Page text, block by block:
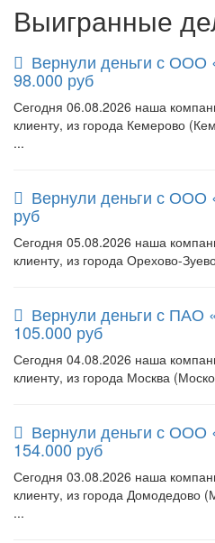
Выигранные
Вернули деньги с ООО
98.000 руб
Сегодня 06.08.2026 наша
клиенту, из города Кемерово
...
Вернули деньги с ООО
руб
Сегодня 05.08.2026 наша
клиенту, из города Орехово-
Вернули деньги с ПАО
105.000 руб
Сегодня 04.08.2026 наша
клиенту, из города Москва
Вернули деньги с
154.000 руб
Сегодня 03.08.2026 наша
клиенту, из города Домодедово
...